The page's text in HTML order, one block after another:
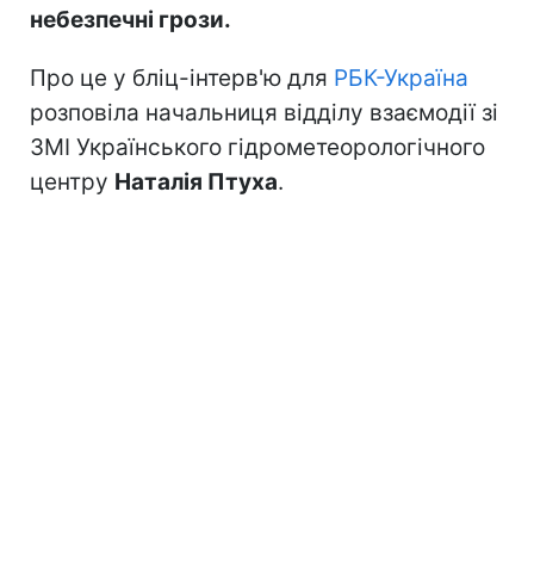
небезпечні грози.
Про це у бліц-інтерв'ю для РБК-Україна
розповіла начальниця відділу взаємодії зі
ЗМІ Українського гідрометеорологічного
центру Наталія Птуха.